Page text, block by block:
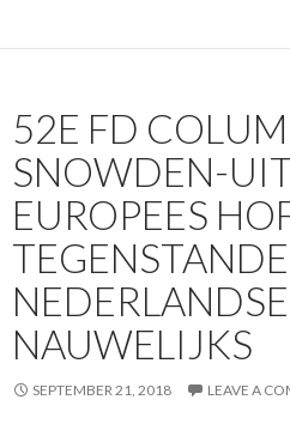
52E FD
SNOWDEN-
EUROPEES
NAUWELIJKS
SEPTEMBER 21, 2018 LEAVE A